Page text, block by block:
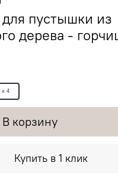
пустышки из
дерева -
x 4
В корзину
Купить в 1 клик